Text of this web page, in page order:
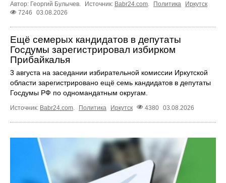
Автор: Георгий Булычев. Источник: Babr24.com. Политика
Иркутск
7246
03.08.2026
Ещё семерых кандидатов в депутаты
Госдумы зарегистрировал избирком
Прибайкалья
3 августа на заседании избирательной комиссии Иркутской
области зарегистрировано ещё семь кандидатов в депутаты
Госдумы РФ по одномандатным округам.
Источник: Babr24.com Политика Иркутск 4380 03.08.2026